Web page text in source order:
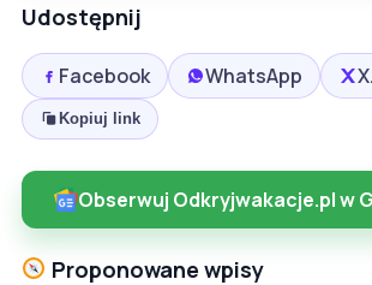
Udostępnij
Facebook WhatsApp
Kopiuj link
Obserwuj Odkryjwakacje.pl w
Proponowane wpisy